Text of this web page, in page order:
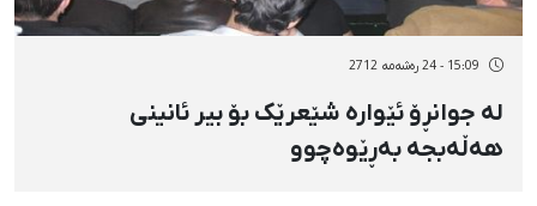
15:09 - 24 رەشەمه 2712
لە جوانڕۆ ئێوارە شێعرێک بۆ بیر ئانینی
هەڵەبجە بەڕێوەچوو